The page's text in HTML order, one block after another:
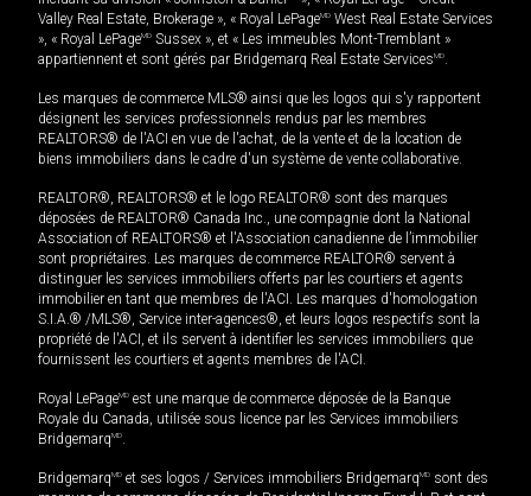
Valley Real Estate, Brokerage », « Royal LePageMD West Real Estate Services
», « Royal LePageMD Sussex », et « Les immeubles Mont-Tremblant »
appartiennent et sont gérés par Bridgemarq Real Estate ServicesMD.
Les marques de commerce MLS® ainsi que les logos qui s'y rapportent
désignent les services professionnels rendus par les membres
REALTORS® de l'ACI en vue de l'achat, de la vente et de la location de
biens immobiliers dans le cadre d'un système de vente collaborative.
REALTOR®, REALTORS® et le logo REALTOR® sont des marques
déposées de REALTOR® Canada Inc., une compagnie dont la National
Association of REALTORS® et l'Association canadienne de l’immobilier
sont propriétaires. Les marques de commerce REALTOR® servent à
distinguer les services immobiliers offerts par les courtiers et agents
immobilier en tant que membres de l'ACI. Les marques d'homologation
S.I.A.® /MLS®, Service inter-agences®, et leurs logos respectifs sont la
propriété de l'ACI, et ils servent à identifier les services immobiliers que
fournissent les courtiers et agents membres de l'ACI.
Royal LePageMD est une marque de commerce déposée de la Banque
Royale du Canada, utilisée sous licence par les Services immobiliers
BridgemarqMD.
BridgemarqMD et ses logos / Services immobiliers BridgemarqMD sont des